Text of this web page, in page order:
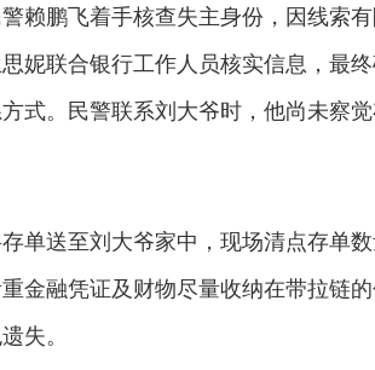
赖鹏飞着手核查失主身份，因线索有
妮联合银行工作人员核实信息，最
式。民警联系刘大爷时，他尚未察
单送至刘大爷家中，现场清点存单
金融凭证及财物尽量收纳在带拉链
失。